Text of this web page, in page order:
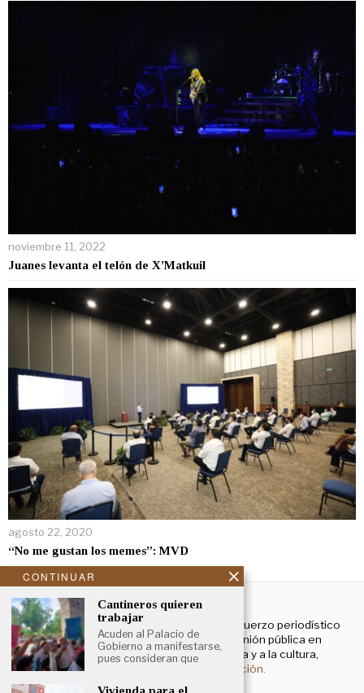
noviembre 11, 2022
Juanes levanta el telón de X’Matkuil
agosto 22, 2020
“No me gustan los memes”: MVD
NOSOTROS
El Cronista Yucatán es un esfuerzo periodístico
enfocado a contribuir a la opinión pública en
temas que atañen a la política y a la cultura,
Más información.
CONTINUAR
Cantineros quieren
trabajar
Acuden al Palacio de
Gobierno a manifestarse,
pues consideran que